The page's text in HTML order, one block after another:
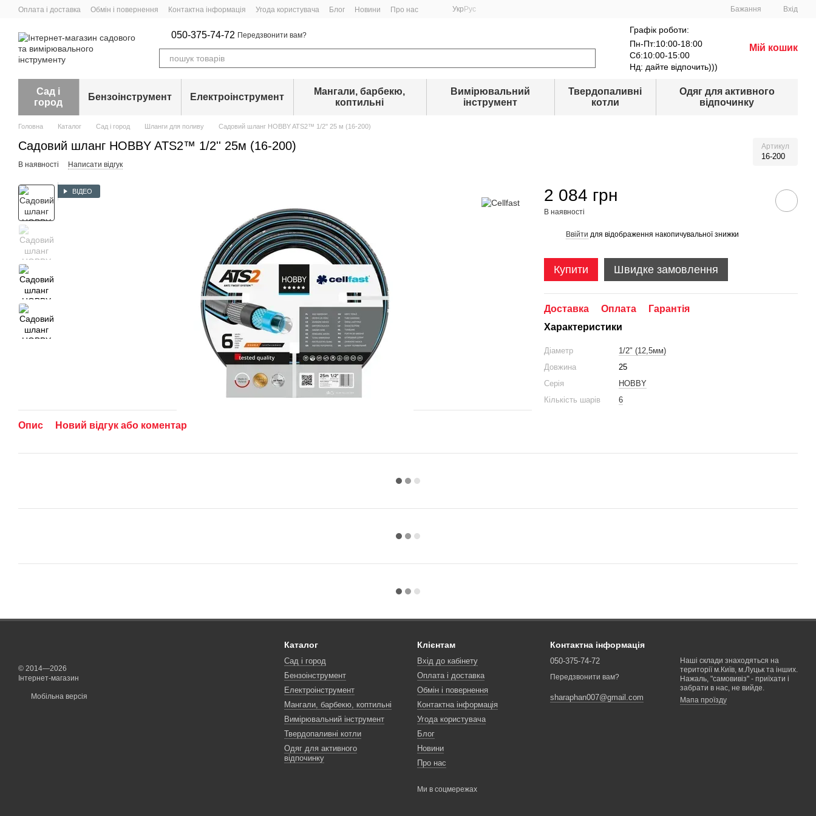
Перейти до основного контенту
Оплата і доставка Обмін і повернення Контактна інформація Угода користувача Блог Новини Про нас Укр Рус Бажання Вхід
050-375-74-72 Передзвонити вам?
Графік роботи:
Пн-Пт:10:00-18:00
Сб:10:00-15:00
Нд: дайте відпочить)))
Мій кошик
Сад і
город
Бензоінструмент Електроінструмент
Мангали, барбекю,
коптильні
Вимірювальний
інструмент
Твердопаливні
котли
Одяг для активного
відпочинку
Головна Каталог Сад і город Шланги для поливу Садовий шланг HOBBY ATS2™ 1/2'' 25 м (16-200)
Садовий шланг HOBBY ATS2™ 1/2'' 25м (16-200) Артикул
16-200
В наявності Написати відгук
ВІДЕО
Опис Новий відгук або коментар
2 084 грн
В наявності
Ввійти для відображення накопичувальної знижки
Купити Швидке замовлення
Доставка Оплата
Гарантія
Характеристики
Діаметр
1/2" (12,5мм)
Довжина
25
Серія
HOBBY
Кількість шарів
6
© 2014—2026
Інтернет-магазин
Мобільна версія
Каталог
Сад і город
Бензоінструмент
Електроінструмент
Мангали, барбекю, коптильні
Вимірювальний інструмент
Твердопаливні котли
Одяг для активного
відпочинку
Клієнтам
Вхід до кабінету
Оплата і доставка
Обмін і повернення
Контактна інформація
Угода користувача
Блог
Новини
Про нас
Ми в соцмережах
Контактна інформація
050-375-74-72
Передзвонити вам?
sharaphan007@gmail.com
Наші склади знаходяться на
території м.Київ, м.Луцьк та інших.
Нажаль, "самовивіз" - приїхати і
забрати в нас, не вийде.
Мапа проїзду